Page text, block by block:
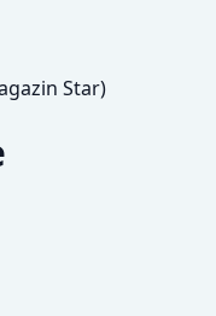
Star)